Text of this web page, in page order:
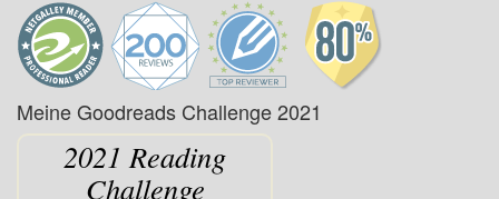
Meine Goodreads Challenge 2021
2021 Reading
Challenge